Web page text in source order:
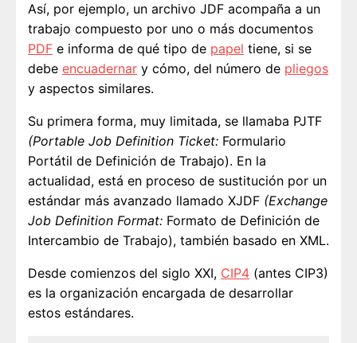
Así, por ejemplo, un archivo JDF acompaña a un
trabajo compuesto por uno o más documentos
PDF e informa de qué tipo de papel tiene, si se
debe encuadernar y cómo, del número de pliegos
y aspectos similares.
Su primera forma, muy limitada, se llamaba PJTF
(Portable Job Definition Ticket: Formulario
Portátil de Definición de Trabajo). En la
actualidad, está en proceso de sustitución por un
estándar más avanzado llamado XJDF (Exchange
Job Definition Format: Formato de Definición de
Intercambio de Trabajo), también basado en XML.
Desde comienzos del siglo XXI, CIP4 (antes CIP3)
es la organización encargada de desarrollar
estos estándares.